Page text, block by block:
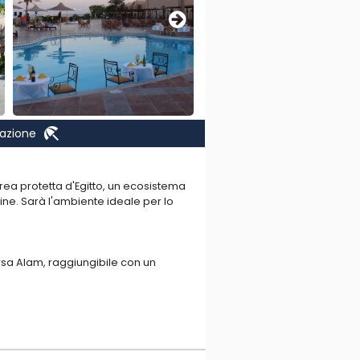
beach_access
protetta d'Egitto, un ecosistema
Sarà l'ambiente ideale per lo
Alam, raggiungibile con un
e lo snorkeling lungo la
da ammirare con maschera e
assoluto una delle più